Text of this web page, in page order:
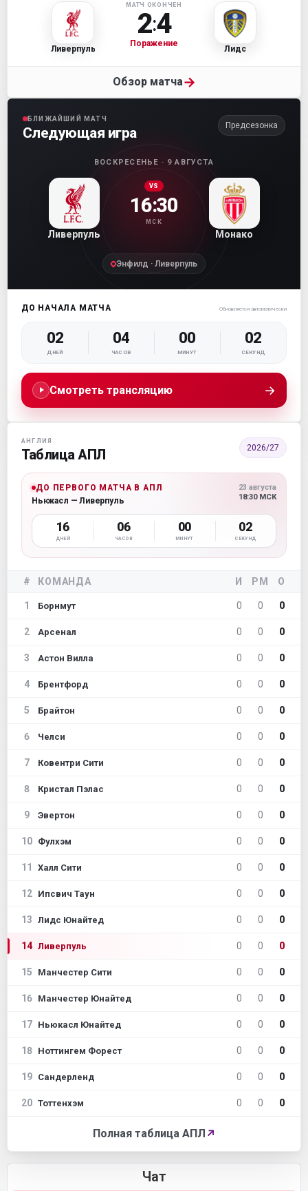
Ливерпуль
МАТЧ ОКОНЧЕН
2:4
Поражение
Лидс
Обзор матча→
БЛИЖАЙШИЙ МАТЧ
Следующая игра Предсезонка
ВОСКРЕСЕНЬЕ · 9 АВГУСТА
Ливерпуль
VS
16:30
МСК
Монако
Энфилд · Ливерпуль
ДО НАЧАЛА МАТЧА Обновляется автоматически
02
ДНЕЙ
04
ЧАСОВ
00
МИНУТ
01
СЕКУНД
Смотреть трансляцию →
АНГЛИЯ
Таблица АПЛ 2026/27
ДО ПЕРВОГО МАТЧА В АПЛ
Ньюкасл — Ливерпуль
23 августа
18:30 МСК
16
ДНЕЙ
06
ЧАСОВ
00
МИНУТ
01
СЕКУНД
# КОМАНДА И РМ О
1 Борнмут 0 0 0
2 Арсенал 0 0 0
3 Астон Вилла 0 0 0
4 Брентфорд 0 0 0
5 Брайтон 0 0 0
6 Челси 0 0 0
7 Ковентри Сити 0 0 0
8 Кристал Пэлас 0 0 0
9 Эвертон 0 0 0
10 Фулхэм 0 0 0
11 Халл Сити 0 0 0
12 Ипсвич Таун 0 0 0
13 Лидс Юнайтед 0 0 0
14 Ливерпуль 0 0 0
15 Манчестер Сити 0 0 0
16 Манчестер Юнайтед 0 0 0
17 Ньюкасл Юнайтед 0 0 0
18 Ноттингем Форест 0 0 0
19 Сандерленд 0 0 0
20 Тоттенхэм 0 0 0
Полная таблица АПЛ ↗
Чат